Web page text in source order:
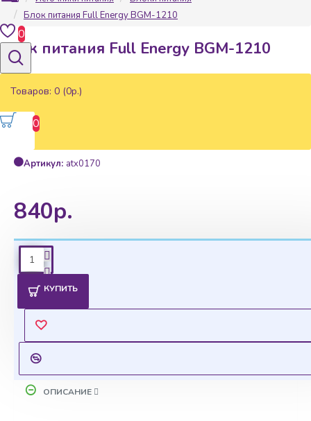
0
Товаров: 0 (0р.)
0
Блок питания Full Energy BGM-1210
Блок питания Full Energy BGM-1210
840р.
Наличие:
В наличии
Артикул: atx0170
КУПИТЬ
Ценовая политика
Уточнить цены на опт можно у менеджера
ОПИСАНИЕ